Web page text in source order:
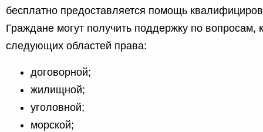
бесплатно предоставляется помощь
Граждане могут получить поддержку по
следующих областей права:
договорной;
жилищной;
уголовной;
морской;